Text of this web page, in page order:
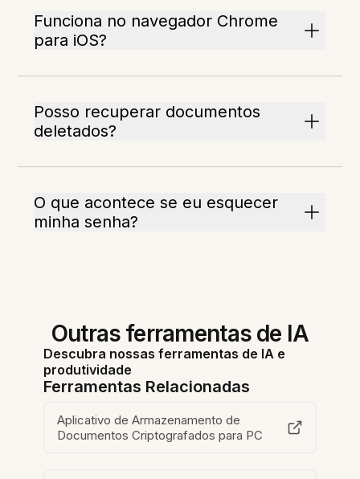
Funciona no navegador Chrome
para iOS?
Posso recuperar documentos
deletados?
O que acontece se eu esquecer
minha senha?
Outras ferramentas de IA
Descubra nossas ferramentas de IA e
produtividade
Ferramentas Relacionadas
Aplicativo de Armazenamento de
Documentos Criptografados para PC